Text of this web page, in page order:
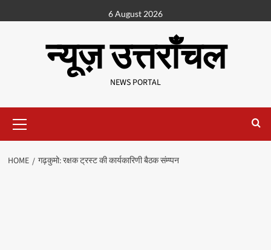
6 August 2026
न्यूज़ उत्तराँचल
NEWS PORTAL
HOME गढ़कुमो: रक्षक ट्रस्ट की कार्यकारिणी बैठक संम्प्पन